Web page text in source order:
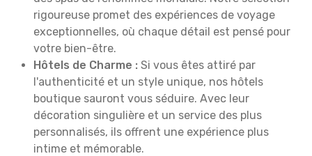
rigoureuse promet des expériences de voyage
exceptionnelles, où chaque détail est pensé pour
votre bien-être.
Hôtels de Charme : Si vous êtes attiré par
l'authenticité et un style unique, nos hôtels
boutique sauront vous séduire. Avec leur
décoration singulière et un service des plus
personnalisés, ils offrent une expérience plus
intime et mémorable.